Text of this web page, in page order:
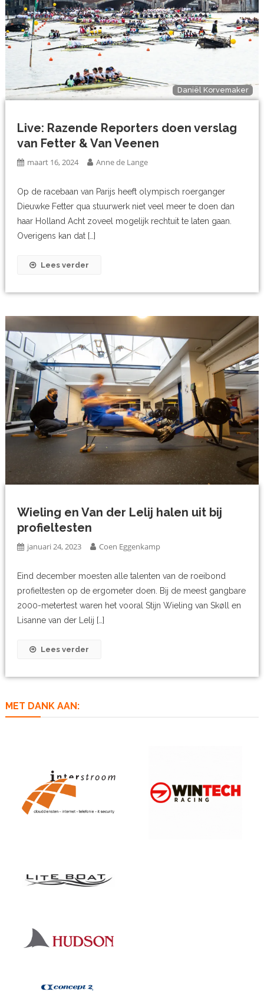
Daniël Korvemaker
Live: Razende Reporters doen verslag
van Fetter & Van Veenen
maart 16, 2024 Anne de Lange
Op de racebaan van Parijs heeft olympisch roerganger
Dieuwke Fetter qua stuurwerk niet veel meer te doen dan
haar Holland Acht zoveel mogelijk rechtuit te laten gaan.
Overigens kan dat […]
Lees verder
Wieling en Van der Lelij halen uit bij
profieltesten
januari 24, 2023 Coen Eggenkamp
Eind december moesten alle talenten van de roeibond
profieltesten op de ergometer doen. Bij de meest gangbare
2000-metertest waren het vooral Stijn Wieling van Skøll en
Lisanne van der Lelij […]
Lees verder
MET DANK AAN: